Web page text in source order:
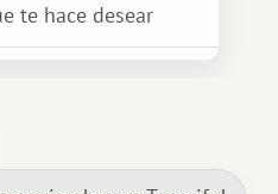
te hace desear